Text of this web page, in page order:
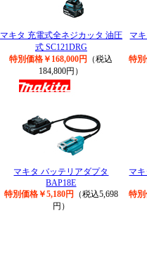
マキタ 充電式全ネジカッタ 油圧
式 SC121DRG
特別価格￥168,000円
（税込
184,800円）
マ
特別
マキタ バッテリアダプタ
BAP18E
特別価格￥5,180円
（税込5,698
円）
マ
特別